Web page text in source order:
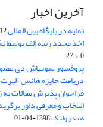
آخرین اخبار
نمایه در پایگاه بین المللی DOAJ
اخذ مجدد رتبه الف توسط
0-275
پروفسور سوبهاش دی عضو
دریافت جایزه هانس آلبرت
فراخوان پذیرش مقالات به
انتخاب و معرفی داور
هیدرولیک1398-04-01